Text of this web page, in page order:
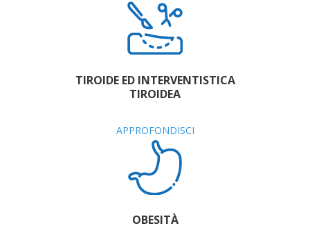
TIROIDE ED INTERVENTISTICA
TIROIDEA
APPROFONDISCI
OBESITÀ